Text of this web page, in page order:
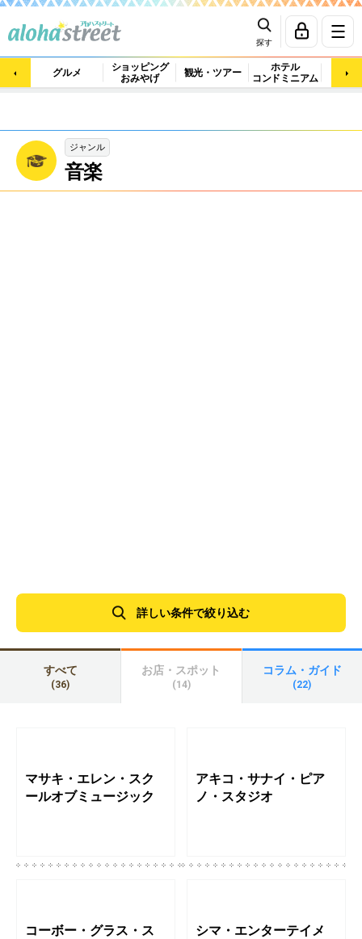
探す
グルメ
ショッピング
おみやげ
観光・ツアー
ホテル
コンドミニアム
マッ
ジャンル
音楽
詳しい条件で絞り込む
すべて
(36)
お店・スポット
(14)
コラム・ガイド
(22)
マサキ・エレン・スク
ールオブミュージック
アキコ・サナイ・ピア
ノ・スタジオ
コーボー・グラス・ス
シマ・エンターテイメ